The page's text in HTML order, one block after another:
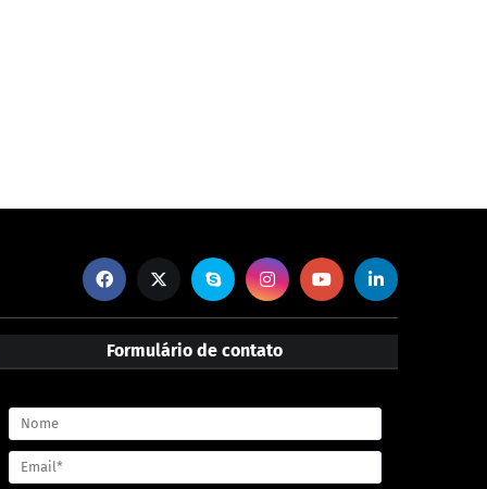
Formulário de contato